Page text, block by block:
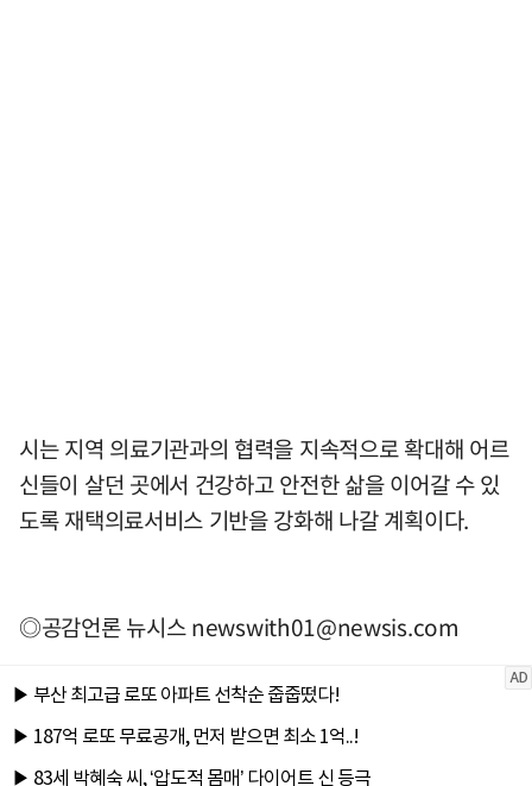
시는 지역 의료기관과의 협력을 지속적으로 확대해 어르
신들이 살던 곳에서 건강하고 안전한 삶을 이어갈 수 있
도록 재택의료서비스 기반을 강화해 나갈 계획이다.
◎공감언론 뉴시스newswith01@newsis.com